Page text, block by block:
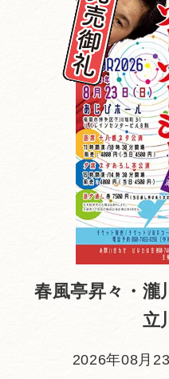
春風亭昇々・瀧
立
2026年08月